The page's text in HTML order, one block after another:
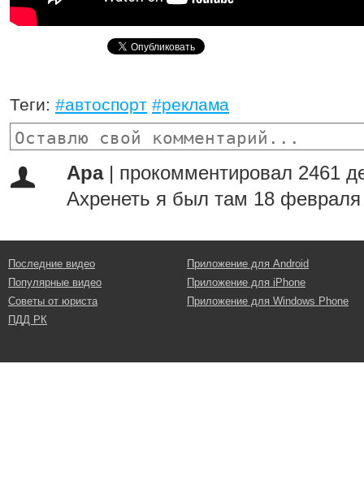
Теги: #автоспорт #реклама
Ара| прокомментировал 2461
Ахренеть я был там 18 февраля
Последние видео
Популярные видео
Советы от юриста
ПДД РК
Приложение для Android
Приложение для iPhone
Приложение для Windows Phone